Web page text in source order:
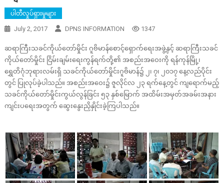
ပါတီလှုပ်ရှားမှုများ
July 2, 2017 DPNS INFORMATION 1347
ဆရာကြီးသခင်​ကိုယ်​​တော်​မှိုင်း ဂူဗိမာန်​​စောင့်​ရှောက်​​ရေးအဖွဲ့နှင့် ဆရာကြီးသခင်​
ကိုယ်​​တော်​မှိုင်း ငြိမ်းချမ်း​ရေးကွန်​ရက်​တို့၏ အစည်းအ​ဝေးကို ရန်​ကုန်​မြို့၊ ​
ရွှေတိဂုံဘုရားလမ်းရှိ သခင်​ကိုယ်​​တော်​မှိုင်းဂူဗိမာန်​၌ ၂၊ ၇၊ ၂၀၁၇ ​နေ့လည်​ပိုင်း
တွင်​ ပြုလုပ်​ခဲ့ပါသည်​။ အစည်းအ​ဝေး၌ ဇူလိုင်​လ ၂၃ ရက်​​နေ့တွင်​ ကျ​ရောက်​မည့်
သခင်​ကိုယ်​​တော်​မှိုင်းကွယ်​လွန်​ခြင်း ၅၃ နှစ်​​မြောက်​ အထိမ်းအမှတ်​အခမ်းအနား
ကျင်းပ​ရေးအတွက်​ ​ဆွေး​နွေးညှိနှိုင်း​ခဲ့ကြပါသည်​။